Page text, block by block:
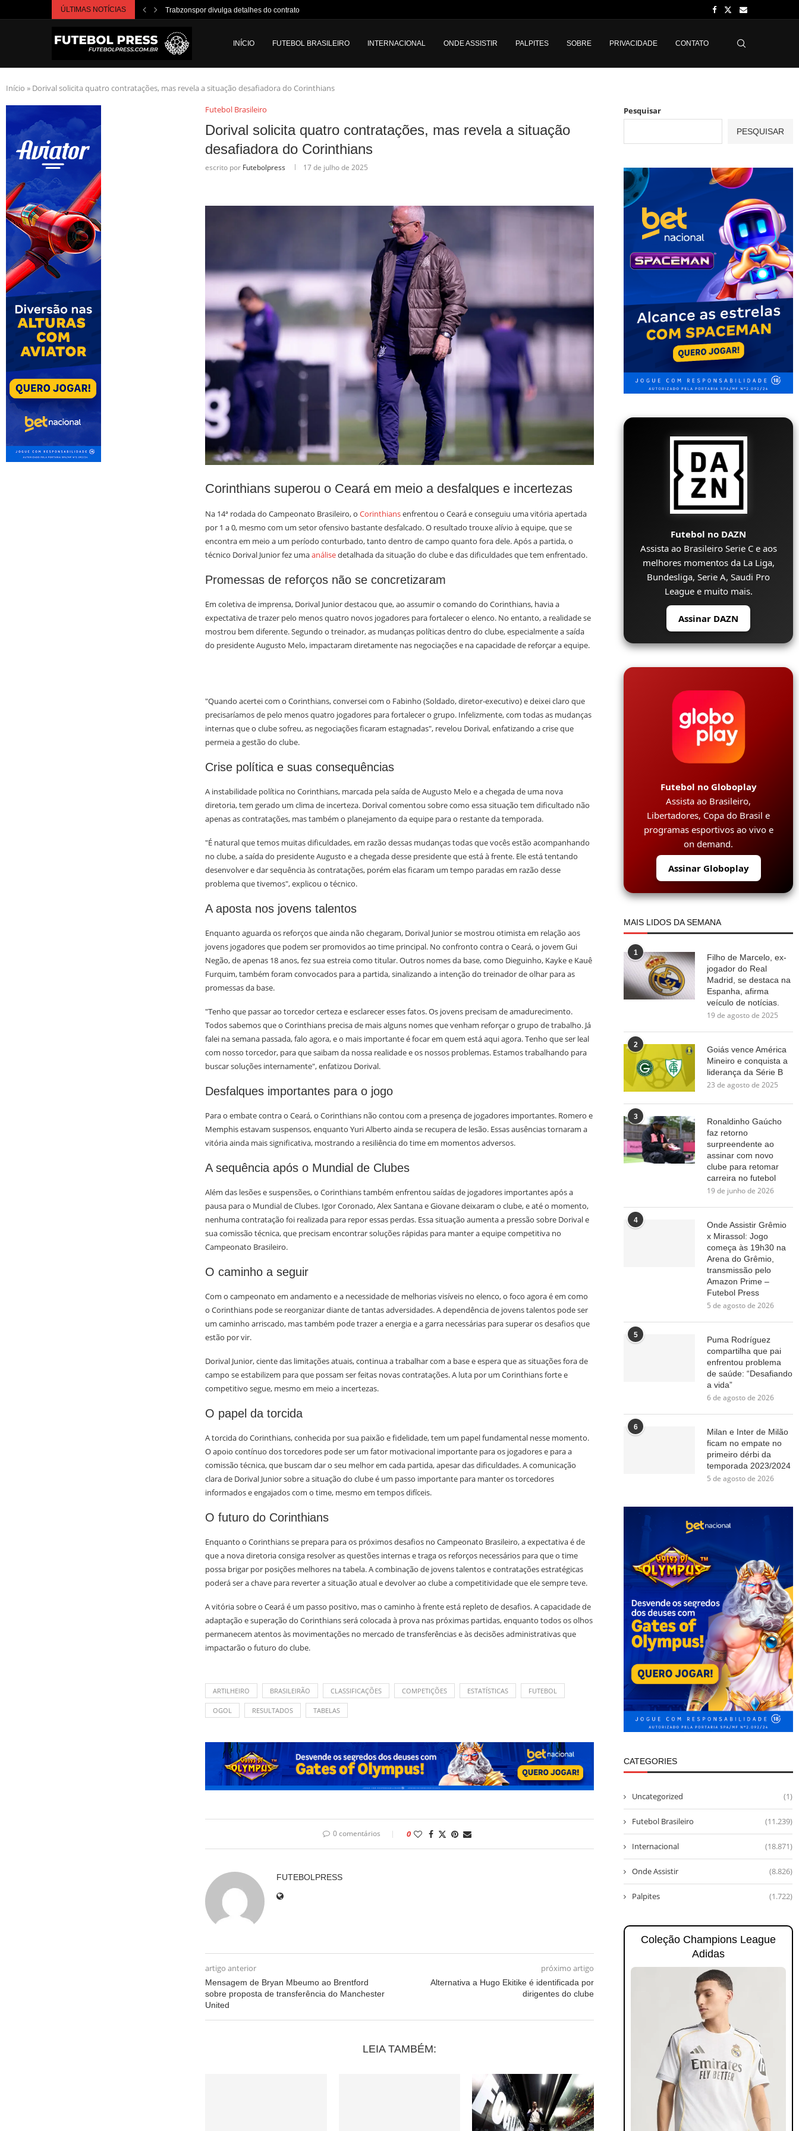
ÚLTIMAS NOTÍCIAS Trabzonspor divulga detalhes do contrato de Mohamed Salah;...
INÍCIO FUTEBOL BRASILEIRO INTERNACIONAL ONDE ASSISTIR PALPITES SOBRE PRIVACIDADE CONTATO
Início » Dorival solicita quatro contratações, mas revela a situação desafiadora do Corinthians
Futebol Brasileiro
Dorival solicita quatro contratações, mas revela a situação
desafiadora do Corinthians
escrito por Futebolpress 17 de julho de 2025
Corinthians superou o Ceará em meio a desfalques e incertezas
Na 14ª rodada do Campeonato Brasileiro, o Corinthiansenfrentou o Ceará e conseguiu uma vitória apertada
por 1 a 0, mesmo com um setor ofensivo bastante desfalcado. O resultado trouxe alívio à equipe, que se
encontra em meio a um período conturbado, tanto dentro de campo quanto fora dele. Após a partida, o
técnico Dorival Junior fez umaanálisedetalhada da situação do clube e das dificuldades que tem enfrentado.
Promessas de reforços não se concretizaram
Em coletiva de imprensa, Dorival Junior destacou que, ao assumir o comando do Corinthians, havia a
expectativa de trazer pelo menos quatro novos jogadores para fortalecer o elenco. No entanto, a realidade se
mostrou bem diferente. Segundo o treinador, as mudanças políticas dentro do clube, especialmente a saída
do presidente Augusto Melo, impactaram diretamente nas negociações e na capacidade de reforçar a equipe.
"Quando acertei com o Corinthians, conversei com o Fabinho (Soldado, diretor-executivo) e deixei claro que
precisaríamos de pelo menos quatro jogadores para fortalecer o grupo. Infelizmente, com todas as mudanças
internas que o clube sofreu, as negociações ficaram estagnadas", revelou Dorival, enfatizando a crise que
permeia a gestão do clube.
Crise política e suas consequências
A instabilidade política no Corinthians, marcada pela saída de Augusto Melo e a chegada de uma nova
diretoria, tem gerado um clima de incerteza. Dorival comentou sobre como essa situação tem dificultado não
apenas as contratações, mas também o planejamento da equipe para o restante da temporada.
"É natural que temos muitas dificuldades, em razão dessas mudanças todas que vocês estão acompanhando
no clube, a saída do presidente Augusto e a chegada desse presidente que está à frente. Ele está tentando
desenvolver e dar sequência às contratações, porém elas ficaram um tempo paradas em razão desse
problema que tivemos", explicou o técnico.
A aposta nos jovens talentos
Enquanto aguarda os reforços que ainda não chegaram, Dorival Junior se mostrou otimista em relação aos
jovens jogadores que podem ser promovidos ao time principal. No confronto contra o Ceará, o jovem Gui
Negão, de apenas 18 anos, fez sua estreia como titular. Outros nomes da base, como Dieguinho, Kayke e Kauê
Furquim, também foram convocados para a partida, sinalizando a intenção do treinador de olhar para as
promessas da base.
"Tenho que passar ao torcedor certeza e esclarecer esses fatos. Os jovens precisam de amadurecimento.
Todos sabemos que o Corinthians precisa de mais alguns nomes que venham reforçar o grupo de trabalho. Já
falei na semana passada, falo agora, e o mais importante é focar em quem está aqui agora. Tenho que ser leal
com nosso torcedor, para que saibam da nossa realidade e os nossos problemas. Estamos trabalhando para
buscar soluções internamente", enfatizou Dorival.
Desfalques importantes para o jogo
Para o embate contra o Ceará, o Corinthians não contou com a presença de jogadores importantes. Romero e
Memphis estavam suspensos, enquanto Yuri Alberto ainda se recupera de lesão. Essas ausências tornaram a
vitória ainda mais significativa, mostrando a resiliência do time em momentos adversos.
A sequência após o Mundial de Clubes
Além das lesões e suspensões, o Corinthians também enfrentou saídas de jogadores importantes após a
pausa para o Mundial de Clubes. Igor Coronado, Alex Santana e Giovane deixaram o clube, e até o momento,
nenhuma contratação foi realizada para repor essas perdas. Essa situação aumenta a pressão sobre Dorival e
sua comissão técnica, que precisam encontrar soluções rápidas para manter a equipe competitiva no
Campeonato Brasileiro.
O caminho a seguir
Com o campeonato em andamento e a necessidade de melhorias visíveis no elenco, o foco agora é em como
o Corinthians pode se reorganizar diante de tantas adversidades. A dependência de jovens talentos pode ser
um caminho arriscado, mas também pode trazer a energia e a garra necessárias para superar os desafios que
estão por vir.
Dorival Junior, ciente das limitações atuais, continua a trabalhar com a base e espera que as situações fora de
campo se estabilizem para que possam ser feitas novas contratações. A luta por um Corinthians forte e
competitivo segue, mesmo em meio a incertezas.
O papel da torcida
A torcida do Corinthians, conhecida por sua paixão e fidelidade, tem um papel fundamental nesse momento.
O apoio contínuo dos torcedores pode ser um fator motivacional importante para os jogadores e para a
comissão técnica, que buscam dar o seu melhor em cada partida, apesar das dificuldades. A comunicação
clara de Dorival Junior sobre a situação do clube é um passo importante para manter os torcedores
informados e engajados com o time, mesmo em tempos difíceis.
O futuro do Corinthians
Enquanto o Corinthians se prepara para os próximos desafios no Campeonato Brasileiro, a expectativa é de
que a nova diretoria consiga resolver as questões internas e traga os reforços necessários para que o time
possa brigar por posições melhores na tabela. A combinação de jovens talentos e contratações estratégicas
poderá ser a chave para reverter a situação atual e devolver ao clube a competitividade que ele sempre teve.
A vitória sobre o Ceará é um passo positivo, mas o caminho à frente está repleto de desafios. A capacidade de
adaptação e superação do Corinthians será colocada à prova nas próximas partidas, enquanto todos os olhos
permanecem atentos às movimentações no mercado de transferências e às decisões administrativas que
impactarão o futuro do clube.
ARTILHEIRO BRASILEIRÃO CLASSIFICAÇÕES COMPETIÇÕES ESTATÍSTICAS FUTEBOL
OGOL RESULTADOS TABELAS
0 comentários 0
FUTEBOLPRESS
artigo anterior
Mensagem de Bryan Mbeumo ao Brentford
sobre proposta de transferência do Manchester
United
próximo artigo
Alternativa a Hugo Ekitike é identificada por
dirigentes do clube
LEIA TAMBÉM:
Pesquisar
PESQUISAR
Futebol no DAZN
Assista ao Brasileiro Serie C e aos
melhores momentos da La Liga,
Bundesliga, Serie A, Saudi Pro
League e muito mais.
Assinar DAZN
Futebol no Globoplay
Assista ao Brasileiro,
Libertadores, Copa do Brasil e
programas esportivos ao vivo e
on demand.
Assinar Globoplay
MAIS LIDOS DA SEMANA
1
Filho de Marcelo, ex-
jogador do Real
Madrid, se destaca na
Espanha, afirma
veículo de notícias.
19 de agosto de 2025
2
Goiás vence América
Mineiro e conquista a
liderança da Série B
23 de agosto de 2025
3
Ronaldinho Gaúcho
faz retorno
surpreendente ao
assinar com novo
clube para retomar
carreira no futebol
19 de junho de 2026
4
Onde Assistir Grêmio
x Mirassol: Jogo
começa às 19h30 na
Arena do Grêmio,
transmissão pelo
Amazon Prime –
Futebol Press
5 de agosto de 2026
5
Puma Rodríguez
compartilha que pai
enfrentou problema
de saúde: “Desafiando
a vida”
6 de agosto de 2026
6
Milan e Inter de Milão
ficam no empate no
primeiro dérbi da
temporada 2023/2024
5 de agosto de 2026
CATEGORIES
Uncategorized (1)
Futebol Brasileiro (11.239)
Internacional (18.871)
Onde Assistir (8.826)
Palpites (1.722)
Coleção Champions League
Adidas